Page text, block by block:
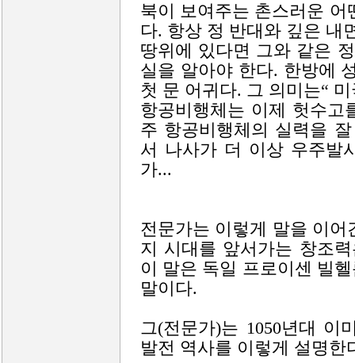
북이 보여주는 촌스러운
다. 항상 정 반대와 깊은 내
땅위에 있다면 그와 같은
실을 알아야 한다. 한방에
첫 문 어귀다. 그 의미는“
항공비행체는 이제 헛수
주 항공비행체의 실력을
서 나사가 더 이상 우주발
가...
전문가는 이렇게 말을 이
지 시대를 앞서가는 창조
이 말은 독일 프로이센 빌
말이다.
그(전문가)는 1050년대 이
발전 역사를 이렇게 설명한